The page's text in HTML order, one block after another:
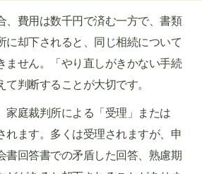
、費用は数千円で済む一方で、書類
に却下されると、同じ相続について
ません。「やり直しがきかない手続
て判断することが大切です。
家庭裁判所による「受理」または
れます。多くは受理されますが、申
書回答書での矛盾した回答、熟慮期